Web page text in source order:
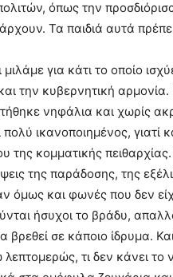
όπως την
Τα παιδιά αυτά
για κάτι το οποίο
την κυβερνητική
νηφάλια και χωρίς
ικανοποιημένος,
της κομματικής
της παράδοσης, της
όμως και φωνές που δεν
ήσυχοι το βράδυ,
σε κάποιο ίδρυμα.
τι δεν κάνει